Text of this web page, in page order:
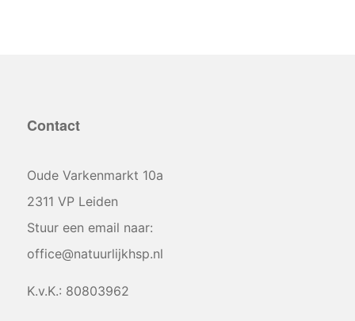
Contact
Oude Varkenmarkt 10a
2311 VP Leiden
Stuur een email naar:
office@natuurlijkhsp.nl
K.v.K.: 80803962